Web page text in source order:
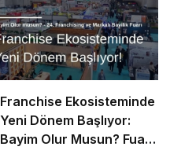
Franchise Ekosisteminde
Yeni Dönem Başlıyor:
Bayim Olur Musun? Fuarı